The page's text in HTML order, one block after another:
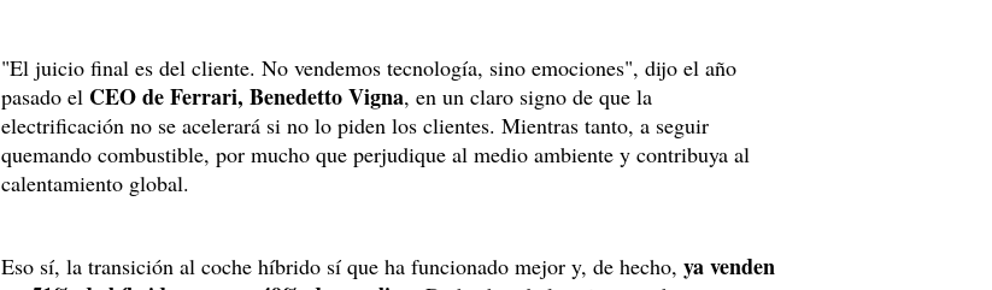
"El juicio final es del cliente. No vendemos tecnología, sino emociones", dijo el año
pasado el CEO de Ferrari, Benedetto Vigna, en un claro signo de que la
electrificación no se acelerará si no lo piden los clientes. Mientras tanto, a seguir
quemando combustible, por mucho que perjudique al medio ambiente y contribuya al
calentamiento global.
Eso sí, la transición al coche híbrido sí que ha funcionado mejor y, de hecho, ya venden